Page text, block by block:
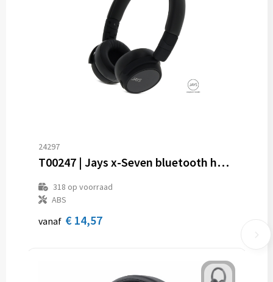
24297
T00247 | Jays x-Seven bluetooth hoofdtelefoon
318 op voorraad
ABS
vanaf € 14,57